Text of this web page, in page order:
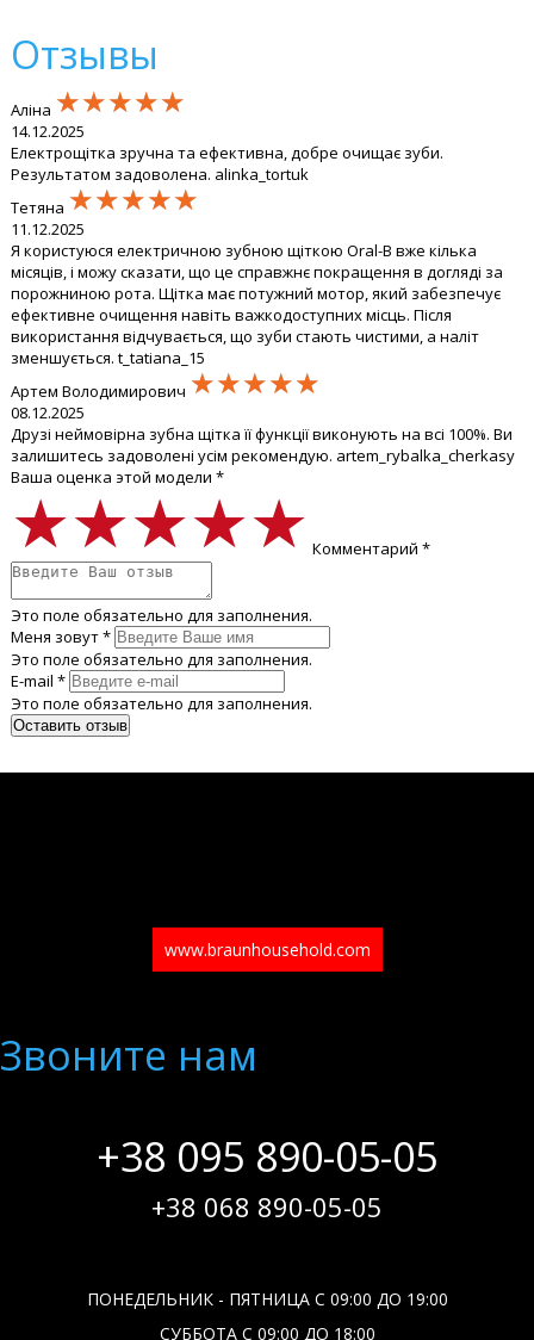
Отзывы
Аліна ★★★★★
★★★★★
★★★★★
14.12.2025
Електрощітка зручна та ефективна, добре очищає зуби.
Результатом задоволена. alinka_tortuk
Тетяна ★★★★★
★★★★★
★★★★★
11.12.2025
Я користуюся електричною зубною щіткою Oral-B вже кілька
місяців, і можу сказати, що це справжнє покращення в догляді за
порожниною рота. Щітка має потужний мотор, який забезпечує
ефективне очищення навіть важкодоступних місць. Після
використання відчувається, що зуби стають чистими, а наліт
зменшується. t_tatiana_15
Артем Володимирович ★★★★★
★★★★★
★★★★★
08.12.2025
Друзі неймовірна зубна щітка її функції виконують на всі 100%. Ви
залишитесь задоволені усім рекомендую. artem_rybalka_cherkasy
Ваша оценка этой модели *
★★★★★
★★★★★
★★★★★ Комментарий *
Это поле обязательно для заполнения.
Меня зовут *
Это поле обязательно для заполнения.
E-mail *
Это поле обязательно для заполнения.
www.braunhousehold.com
Звоните нам
+38 095 890-05-05
+38 068 890-05-05
ПОНЕДЕЛЬНИК - ПЯТНИЦА С 09:00 ДО 19:00
СУББОТА С 09:00 ДО 18:00